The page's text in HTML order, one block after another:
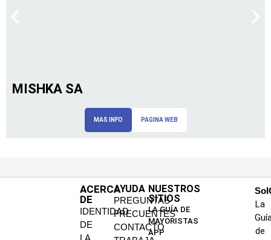
MISHKA SA
MAS INFO PAGINA WEB
ACERCA
DE
IDENTIDAD
DE
LA
AYUDA
PREGUNTAS
FRECUENTES
CONTACTO
NUESTROS
SITIOS
LA GUÍA DE
MAYORISTAS
APP
La
de